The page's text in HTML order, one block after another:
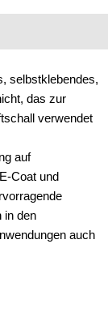
selbstklebendes,
das zur
verwendet
auf
Coat und
in den
auch